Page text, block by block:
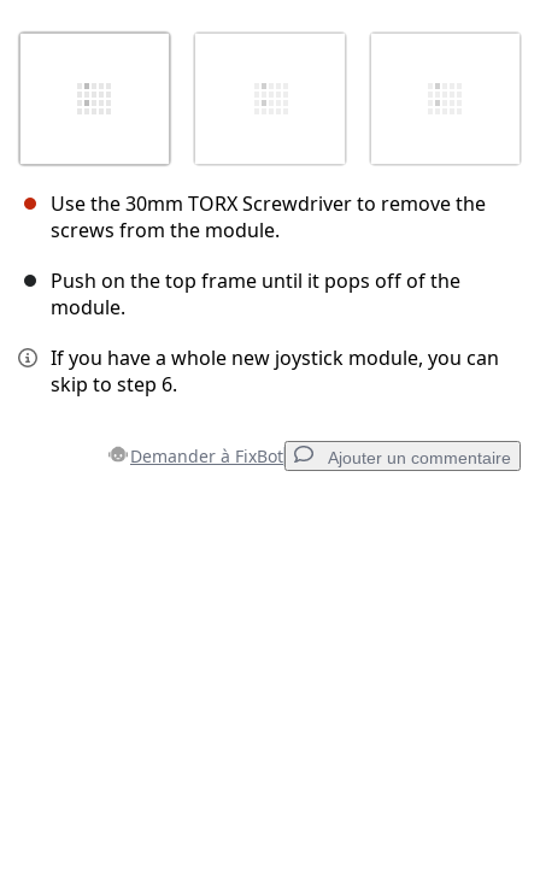
Use the 30mm TORX Screwdriver to remove the
screws from the module.
Push on the top frame until it pops off of the
module.
If you have a whole new joystick module, you can
skip to step 6.
Demander à FixBot Ajouter un commentaire